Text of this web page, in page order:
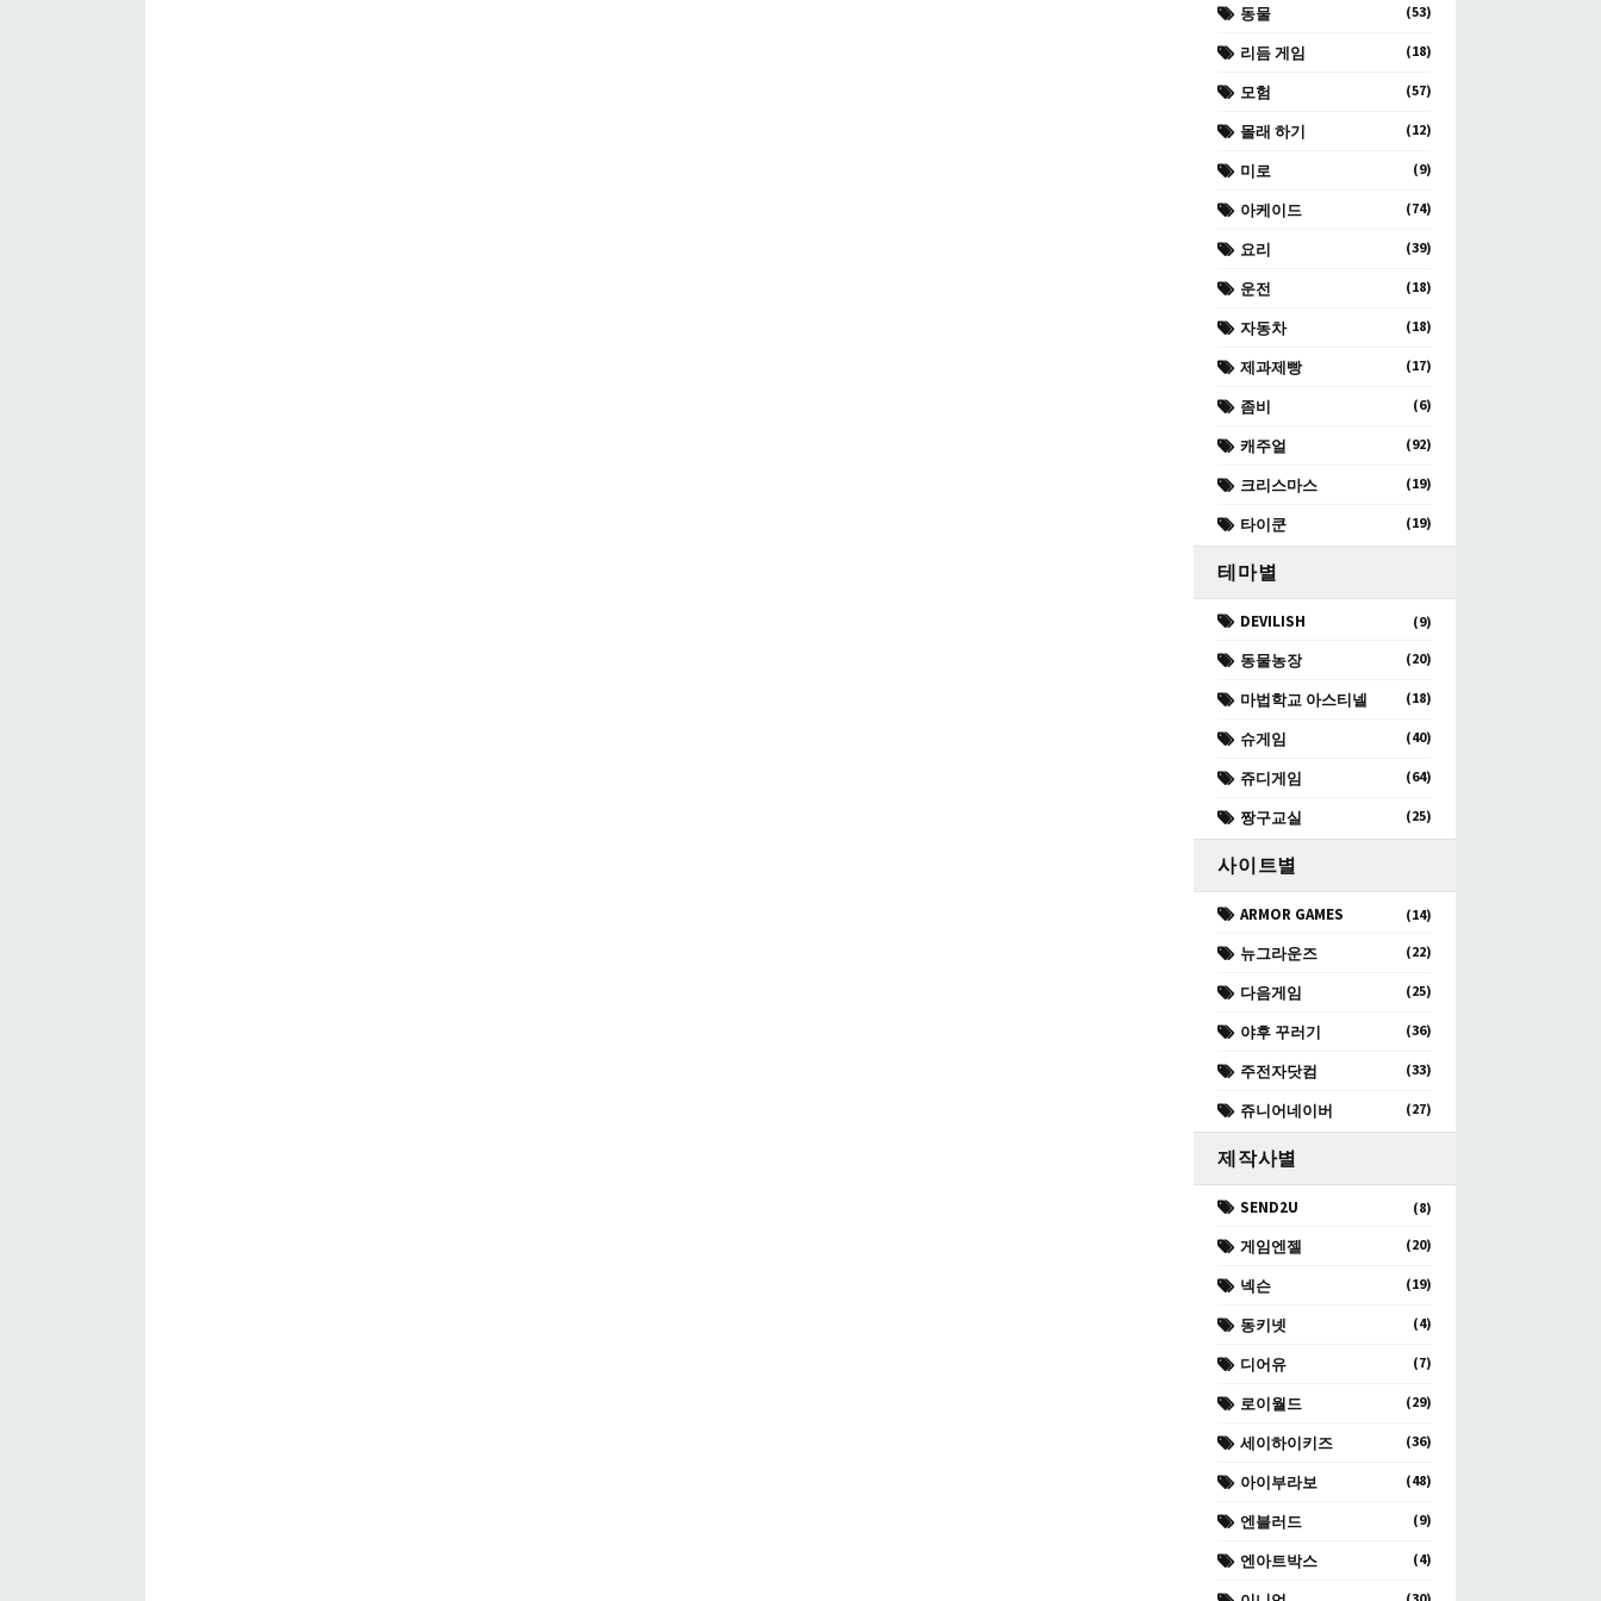
동물 (53)
리듬 게임 (18)
모험 (57)
몰래 하기 (12)
미로 (9)
아케이드 (74)
요리 (39)
운전 (18)
자동차 (18)
제과제빵 (17)
좀비 (6)
캐주얼 (92)
크리스마스 (19)
타이쿤 (19)
테마별
DEVILISH (9)
동물농장 (20)
마법학교 아스티넬 (18)
슈게임 (40)
쥬디게임 (64)
짱구교실 (25)
사이트별
ARMOR GAMES (14)
뉴그라운즈 (22)
다음게임 (25)
야후 꾸러기 (36)
주전자닷컴 (33)
쥬니어네이버 (27)
제작사별
SEND2U (8)
게임엔젤 (20)
넥슨 (19)
동키넷 (4)
디어유 (7)
로이월드 (29)
세이하이키즈 (36)
아이부라보 (48)
엔블러드 (9)
엔아트박스 (4)